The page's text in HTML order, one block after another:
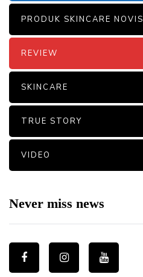
PRODUK SKINCARE NOVIS
REVIEW
SKINCARE
TRUE STORY
VIDEO
Never miss news